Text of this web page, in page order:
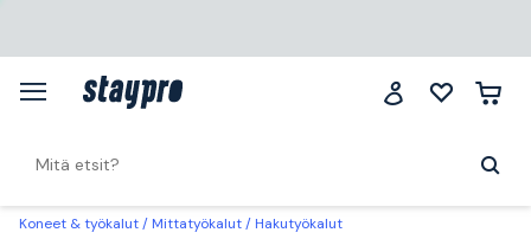
Koneet & työkalut Mittatyökalut Hakutyökalut